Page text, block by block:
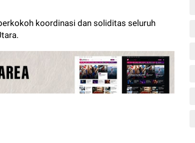
koordinasi dan soliditas seluruh